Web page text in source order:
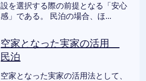
設を選択する際の前提となる「安心
感」である。 民泊の場合、ほ...
空家となった実家の活用
民泊
空家となった実家の活用法として、